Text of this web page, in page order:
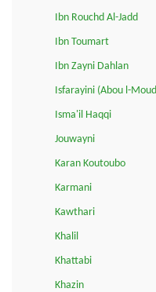
Ibn Rouchd Al-Jadd
Ibn Toumart
Ibn Zayni Dahlan
Isfarayini (Abou l-
Isma'il Haqqi
Jouwayni
Karan Koutoubo
Karmani
Kawthari
Khalil
Khattabi
Khazin